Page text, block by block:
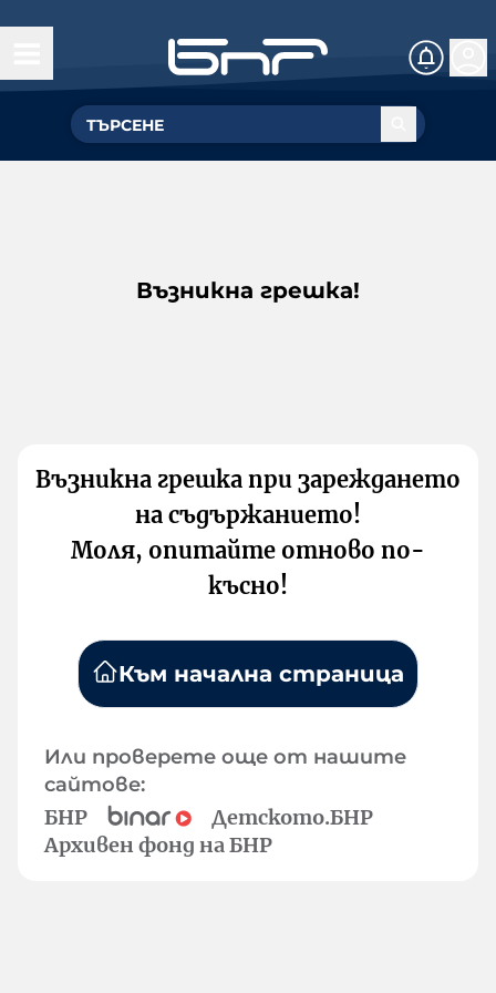
Възникна грешка!
Възникна грешка при зареждането
на съдържанието!
Моля, опитайте отново по-
късно!
Към начална страница
Или проверете още от нашите
сайтове:
БНР
Детското.БНР
Архивен фонд на БНР